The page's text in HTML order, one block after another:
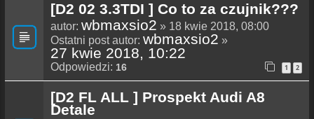
[D2 02 3.3TDI ] Co to za czujnik???
autor: wbmaxsio2 » 18 kwie 2018, 08:00
Ostatni post autor: wbmaxsio2 »
27 kwie 2018, 10:22
Odpowiedzi: 16 1 2
[D2 FL ALL ] Prospekt Audi A8
Detale